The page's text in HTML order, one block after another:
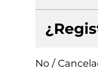
No /